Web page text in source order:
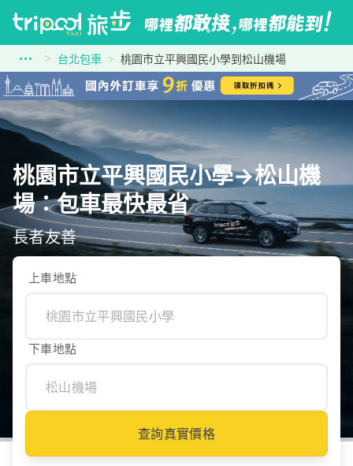
台北包車 桃園市立平興國民小學到松山機場
桃園市立平興國民小學→松山機
場：包車最快最省
長者友善
上車地點
下車地點
查詢真實價格